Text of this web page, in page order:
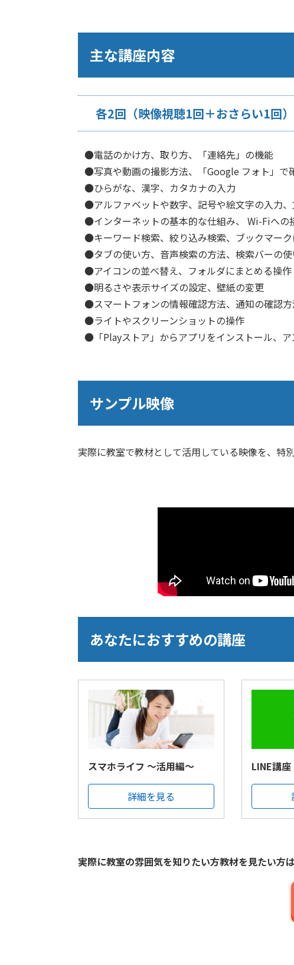
主な講座内容
各2回（映像視聴1回＋おさらい1回
●電話のかけ方、取り方、「連絡先」の機能
●写真や動画の撮影方法、「Google フォト」で
●ひらがな、漢字、カタカナの入力
●アルファベットや数字、記号や絵文字の入力
●インターネットの基本的な仕組み、 Wi-Fiへ
●キーワード検索、絞り込み検索、ブックマー
●タブの使い方、音声検索の方法、検索バーの
●アイコンの並べ替え、フォルダにまとめる操作
●明るさや表示サイズの設定、壁紙の変更
●スマートフォンの情報確認方法、通知の確認方
●ライトやスクリーンショットの操作
●「Playストア」からアプリをインストール、
サンプル映像
実際に教室で教材として活用している映像を、特
あなたにおすすめの講座
スマホライフ ～活用編～
詳細を見る
LINE講座
実際に教室の雰囲気を知りたい方教材を見たい方は